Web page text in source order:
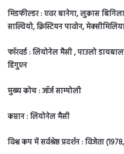
मिडफील्डर : एवर बानेगा, लुकास
साल्वियो, क्रिस्टियन पावोन,
फॉरवर्ड : लियोनेल मैसी , पाउलो
हिगुएन
मुख्य कोच : जॉर्ज साम्पोली
कप्तान : लियोनेल मैसी
विश्व कप में सर्वश्रेष्ठ प्रदर्शन : विजेता